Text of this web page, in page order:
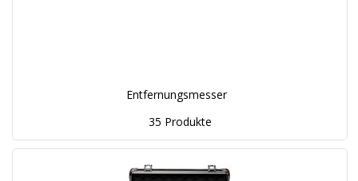
Entfernungsmesser
35 Produkte